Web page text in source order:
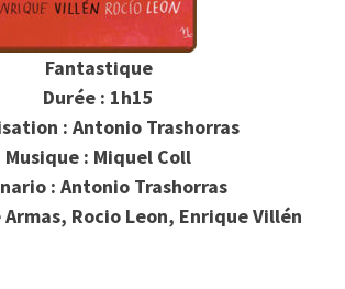
Fantastique
Durée : 1h15
: Antonio Trashorras
Musique : Miquel Coll
: Antonio Trashorras
Armas, Rocio Leon, Enrique Villén